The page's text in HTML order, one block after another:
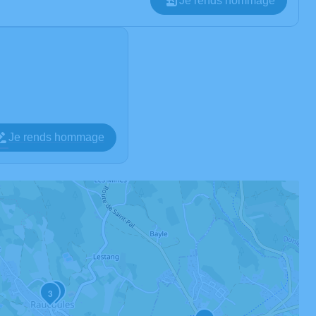
Je rends hommage
2
3